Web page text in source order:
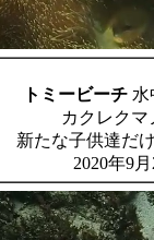
トミービーチ 水
カクレクマ
新たな子供達だ
2020年9月